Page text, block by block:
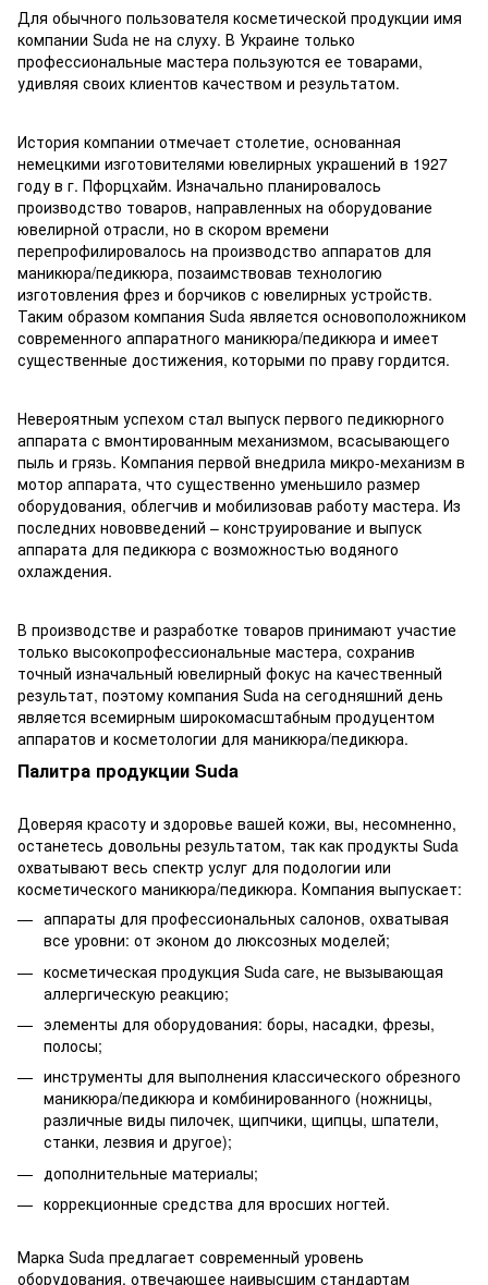
Для обычного пользователя косметической продукции имя
компании Suda не на слуху. В Украине только
профессиональные мастера пользуются ее товарами,
удивляя своих клиентов качеством и результатом.
История компании отмечает столетие, основанная
немецкими изготовителями ювелирных украшений в 1927
году в г. Пфорцхайм. Изначально планировалось
производство товаров, направленных на оборудование
ювелирной отрасли, но в скором времени
перепрофилировалось на производство аппаратов для
маникюра/педикюра, позаимствовав технологию
изготовления фрез и борчиков с ювелирных устройств.
Таким образом компания Suda является основоположником
современного аппаратного маникюра/педикюра и имеет
существенные достижения, которыми по праву гордится.
Невероятным успехом стал выпуск первого педикюрного
аппарата с вмонтированным механизмом, всасывающего
пыль и грязь. Компания первой внедрила микро-механизм в
мотор аппарата, что существенно уменьшило размер
оборудования, облегчив и мобилизовав работу мастера. Из
последних нововведений – конструирование и выпуск
аппарата для педикюра с возможностью водяного
охлаждения.
В производстве и разработке товаров принимают участие
только высокопрофессиональные мастера, сохранив
точный изначальный ювелирный фокус на качественный
результат, поэтому компания Suda на сегодняшний день
является всемирным широкомасштабным продуцентом
аппаратов и косметологии для маникюра/педикюра.
Палитра продукции Suda
Доверяя красоту и здоровье вашей кожи, вы, несомненно,
останетесь довольны результатом, так как продукты Suda
охватывают весь спектр услуг для подологии или
косметического маникюра/педикюра. Компания выпускает:
аппараты для профессиональных салонов, охватывая
все уровни: от эконом до люксозных моделей;
косметическая продукция Suda care, не вызывающая
аллергическую реакцию;
элементы для оборудования: боры, насадки, фрезы,
полосы;
инструменты для выполнения классического обрезного
маникюра/педикюра и комбинированного (ножницы,
различные виды пилочек, щипчики, щипцы, шпатели,
станки, лезвия и другое);
дополнительные материалы;
коррекционные средства для вросших ногтей.
Марка Suda предлагает современный уровень
оборудования, отвечающее наивысшим стандартам